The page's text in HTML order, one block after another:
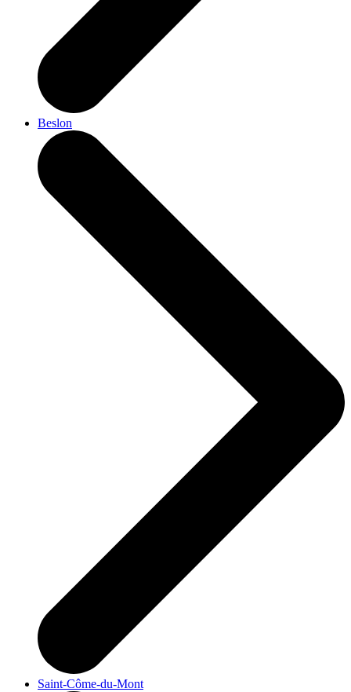
Beslon
Saint-Côme-du-Mont